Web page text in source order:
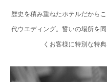
歴史を積み重ねたホテルだから
代ウエディング。 誓いの場所を
くお客様に特別な特